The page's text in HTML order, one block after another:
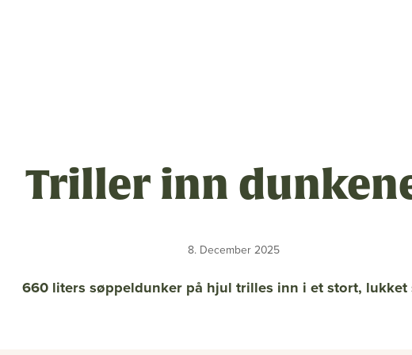
Bli medlem
Artikler
Ledige stillinger
Triller inn
8. December 2025
660 liters søppeldunker på hjul trilles inn i et stort, lukket